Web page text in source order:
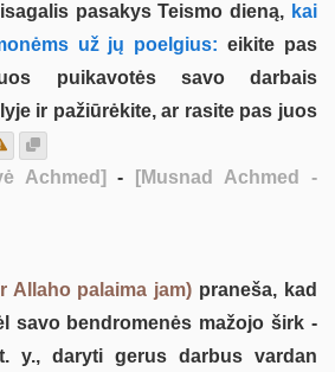
pasakys Teismo dieną, kai
už jų poelgius: eikite pas
puikavotės savo darbais
ir pažiūrėkite, ar rasite pas juos
Achmed] -
[Musnad Achmed -
Allaho palaima jam) praneša, kad
savo bendromenės mažojo širk -
y., daryti gerus darbus vardan